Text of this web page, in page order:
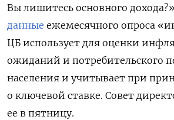
Вы лишитесь основного
данные ежемесячного опроса
ЦБ использует для оценки
ожиданий и потребительского
населения и учитывает при
о ключевой ставке. Совет
ее в пятницу.